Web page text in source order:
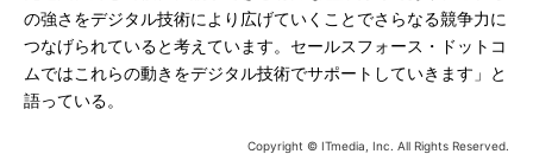
の強さをデジタル技術により広げていくことでさらなる競争力に
つなげられていると考えています。セールスフォース・ドットコ
ムではこれらの動きをデジタル技術でサポートしていきます」と
語っている。
Copyright © ITmedia, Inc. All Rights Reserved.